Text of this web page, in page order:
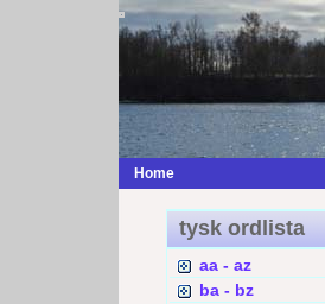
Home
tysk ordlista
aa - az
ba - bz